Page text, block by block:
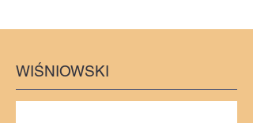
WIŚNIOWSKI